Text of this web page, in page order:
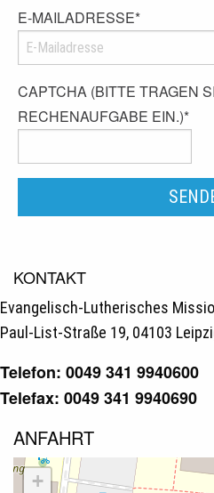
E-MAILADRESSE*
CAPTCHA (BITTE TRAGEN
RECHENAUFGABE EIN.)*
KONTAKT
Evangelisch-Lutherisches
Paul-List-Straße 19, 04103
Telefon: 0049 341 9940600
Telefax: 0049 341 9940690
ANFAHRT
+